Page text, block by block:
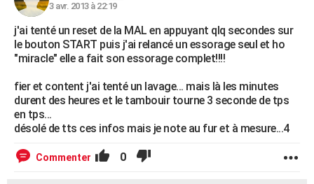
3 avr. 2013 à 22:19
j'ai tenté un reset de la MAL en appuyant qlq secondes sur
le bouton START puis j'ai relancé un essorage seul et ho
"miracle" elle a fait son essorage complet!!!!
fier et content j'ai tenté un lavage... mais là les minutes
durent des heures et le tambouir tourne 3 seconde de tps
en tps...
désolé de tts ces infos mais je note au fur et à mesure...4
Commenter 0